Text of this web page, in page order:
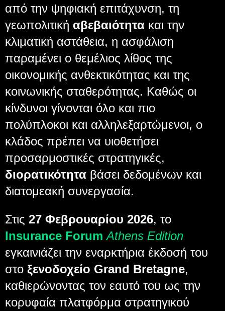
από την ψηφιακή επιτάχυνση, τη
γεωπολιτική αβεβαιότητα και την
κλιματική αστάθεια, η ασφάλιση
παραμένει ο θεμέλιος λίθος της
οικονομικής ανθεκτικότητας και της
κοινωνικής σταθερότητας. Καθώς οι
κίνδυνοι γίνονται όλο και πιο
πολύπλοκοι και αλληλεξαρτώμενοι, ο
κλάδος πρέπει να υιοθετήσει
προσαρμοστικές στρατηγικές,
διορατικότητα βάσει δεδομένων και
διατομεακή συνεργασία.
Στις 27 Φεβρουαρίου 2026, το
Insurance Forum Athens Edition
εγκαινιάζει την εναρκτήρια έκδοσή του
στο ξενοδοχείο Grand Bretagne,
καθιερώνοντας τον εαυτό του ως την
κορυφαία πλατφόρμα στρατηγικού